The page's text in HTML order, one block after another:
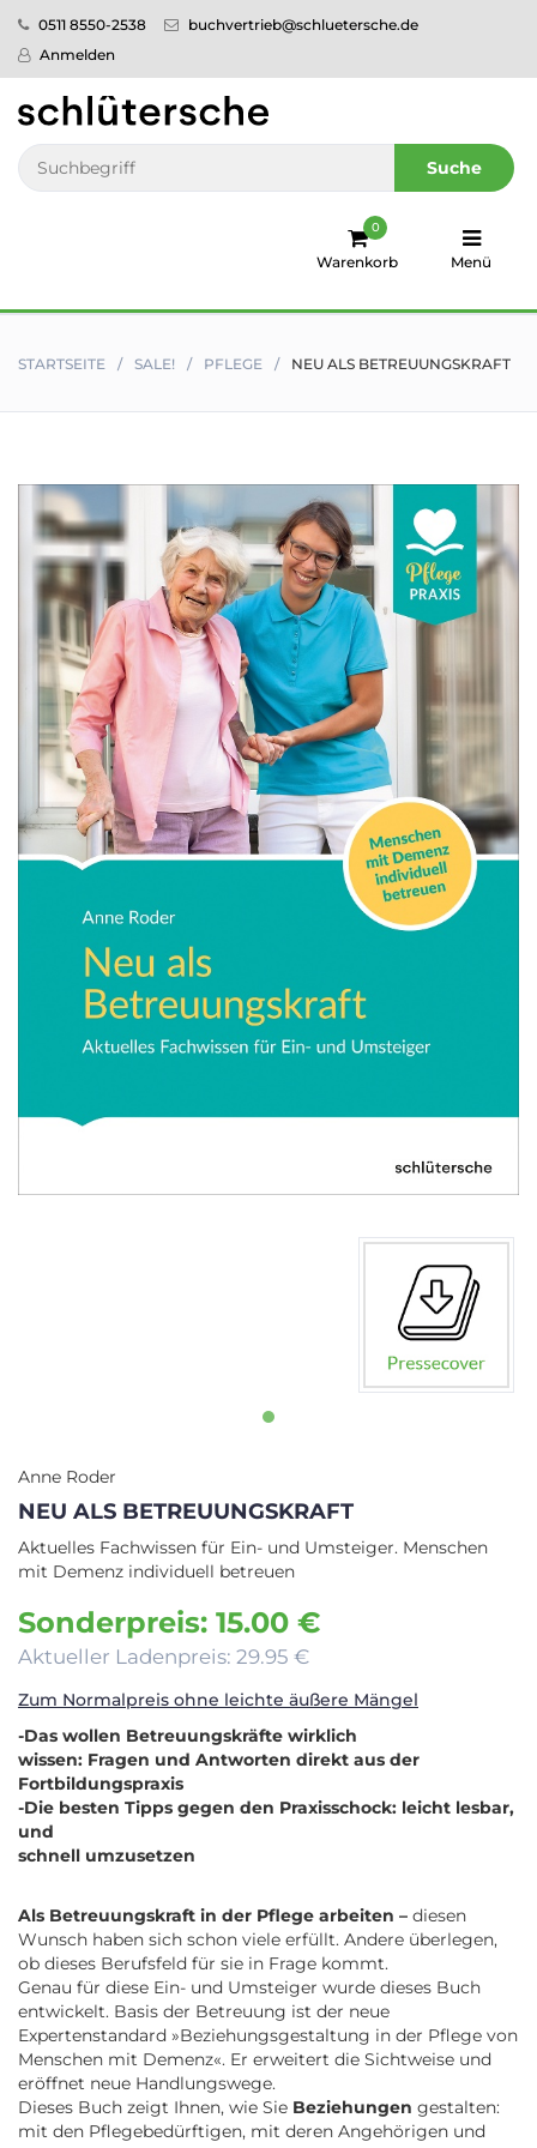
0511 8550-2538
buchvertrieb@schluetersche.de
Anmelden
Suche
Warenkorb
0
Menü
Pflege
Veterinär­
medizin
humboldt
STARTSEITE SALE! PFLEGE NEU ALS BETREUUNGSKRAFT
Anne Roder
NEU ALS BETREUUNGSKRAFT
Aktuelles Fachwissen für Ein- und Umsteiger. Menschen
mit Demenz individuell betreuen
Sonderpreis: 15.00 €
Aktueller Ladenpreis: 29.95 €
Zum Normalpreis ohne leichte äußere Mängel
-Das wollen Betreuungskräfte wirklich
wissen: Fragen und Antworten direkt aus der
Fortbildungspraxis
-Die besten Tipps gegen den Praxisschock: leicht lesbar,
und
schnell umzusetzen
Als Betreuungskraft in der Pflege arbeiten – diesen
Wunsch haben sich schon viele erfüllt. Andere überlegen,
ob dieses Berufsfeld für sie in Frage kommt.
Genau für diese Ein- und Umsteiger wurde dieses Buch
entwickelt. Basis der Betreuung ist der neue
Expertenstandard »Beziehungsgestaltung in der Pflege von
Menschen mit Demenz«. Er erweitert die Sichtweise und
eröffnet neue Handlungswege.
Dieses Buch zeigt Ihnen, wie Sie Beziehungen gestalten:
mit den Pflegebedürftigen, mit deren Angehörigen und